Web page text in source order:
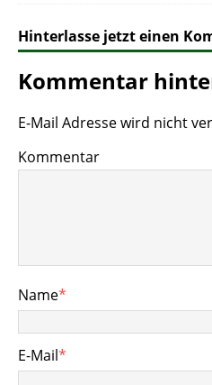
Hinterlasse jetzt einen
Kommentar
E-Mail Adresse wird nicht
Kommentar
Name*
E-Mail*